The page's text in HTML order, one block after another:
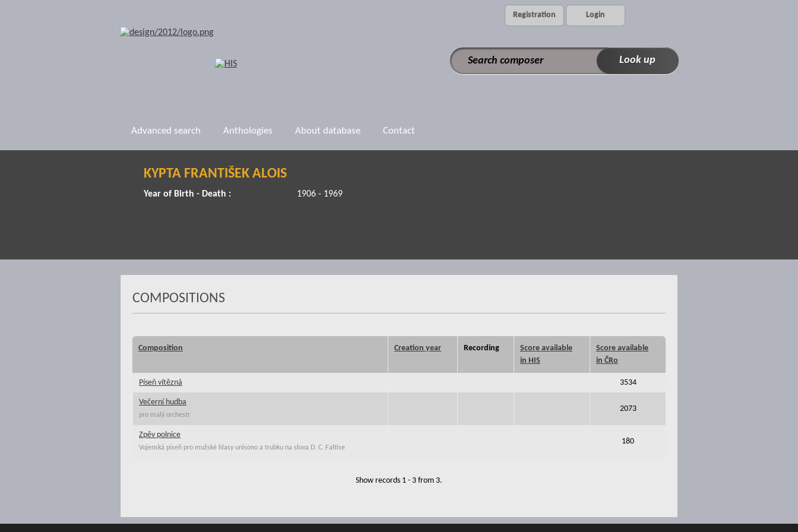
Registration Login
Advanced search Anthologies About database Contact
KYPTA FRANTIŠEK ALOIS
Year of Birth - Death : 1906 - 1969
COMPOSITIONS
Composition Creation year Recording
Score available
in HIS
Score available
in ČRo
Píseň vítězná 3534
Večerní hudba
pro malý orchestr
2073
Zpěv polnice
Vojenská píseň pro mužské hlasy unisono a trubku na slova D. C. Faltise
180
Show records 1 - 3 from 3.